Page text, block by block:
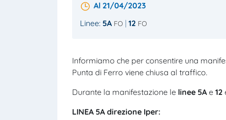
Al 21/04/2023
Linee: 5A FO 12 FO
Informiamo che per consentire una
Punta di Ferro viene chiusa al traffico.
Durante la manifestazione le linee 5A e 12
LINEA 5A direzione Iper: